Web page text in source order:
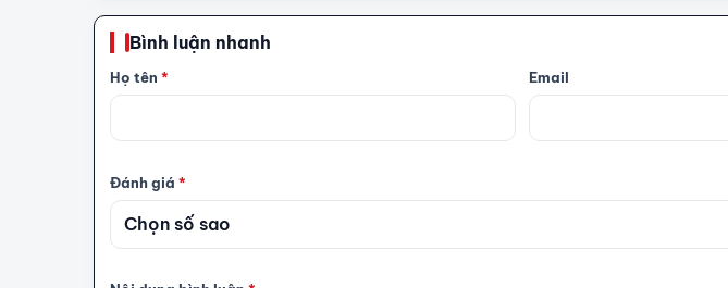
Bình luận nhanh
Họ tên * Email
Đánh giá *